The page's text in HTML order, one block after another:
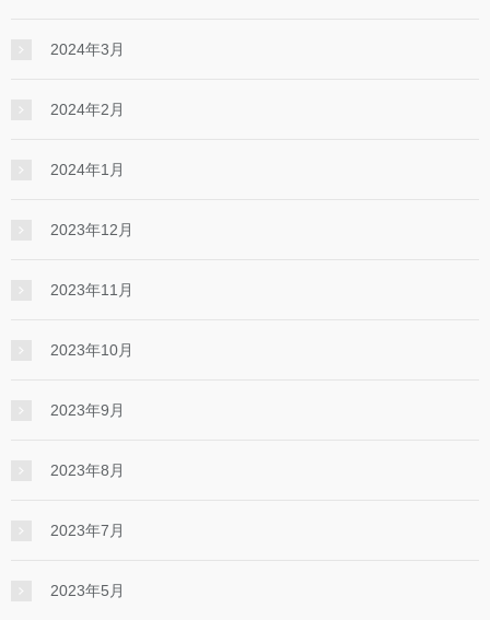
2024年3月
2024年2月
2024年1月
2023年12月
2023年11月
2023年10月
2023年9月
2023年8月
2023年7月
2023年5月